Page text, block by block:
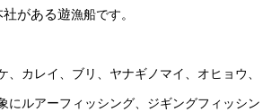
がある遊漁船です。
、カレイ、ブリ、ヤナギノマイ、オヒョウ、
にルアーフィッシング、ジギングフィッシン